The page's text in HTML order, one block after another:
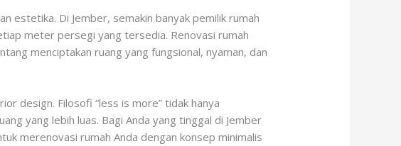
estetika. Di Jember, semakin banyak pemilik rumah
meter persegi yang tersedia. Renovasi rumah
menciptakan ruang yang fungsional, nyaman, dan
design. Filosofi “less is more” tidak hanya
yang lebih luas. Bagi Anda yang tinggal di Jember
merenovasi rumah Anda dengan konsep minimalis